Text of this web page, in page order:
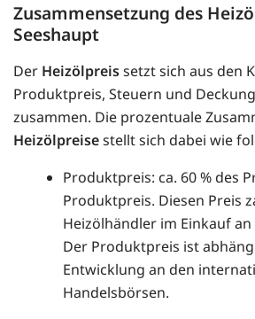
Zusammensetzung des
Seeshaupt
Der Heizölpreissetzt sich aus den
Produktpreis, Steuern und
zusammen. Die prozentuale
Heizölpreisestellt sich dabei wie
Produktpreis: ca. 60 % des
Produktpreis. Diesen Preis
Heizölhändler im Einkauf
Der Produktpreis ist
Entwicklung an den
Handelsbörsen.